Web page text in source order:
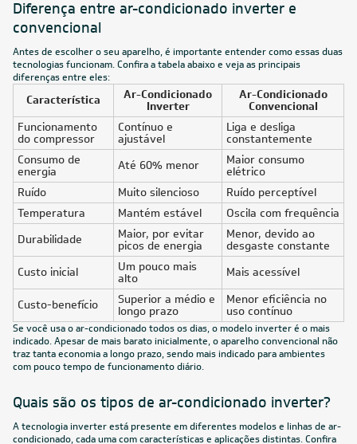
Ar-Condicionado Split HW Inverter Midea AI Ecomaster
9.000 BTUs R-32 Só Frio 220V
R$ 1.937,05à vista
ou8xdeR$ 254,88
FRETE REDUZIDO
12.000
BTUs
Ar-Condicionado Split HW Inverter Midea AI AirVolution
12.000 BTUs R-32 Só Frio 220V
R$ 2.051,05à vista
ou8xdeR$ 269,88
FRETE REDUZIDO